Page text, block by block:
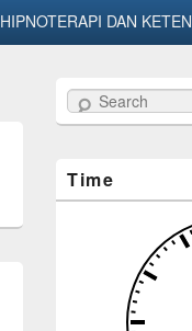
HIPNOTERAPI DAN
Search
Time